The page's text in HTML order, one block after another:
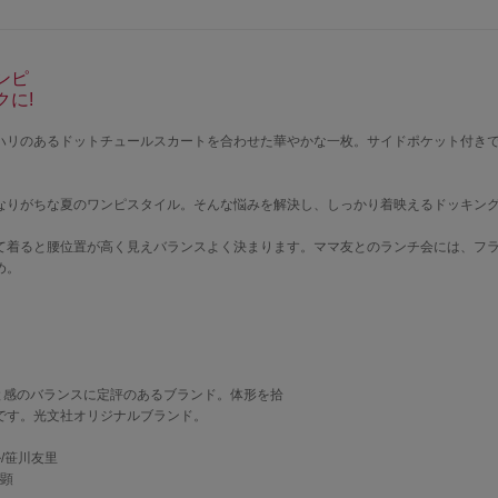
ピ
に!
のあるドットチュールスカートを合わせた華やかな一枚。サイドポケット付き
がちな夏のワンピスタイル。そんな悩みを解決し、しっかり着映えるドッキン
ると腰位置が高く見えバランスよく決まります。ママ友とのランチ会には、フ
のバランスに定評のあるブランド。体形を拾
。光文社オリジナルブランド。
川友里